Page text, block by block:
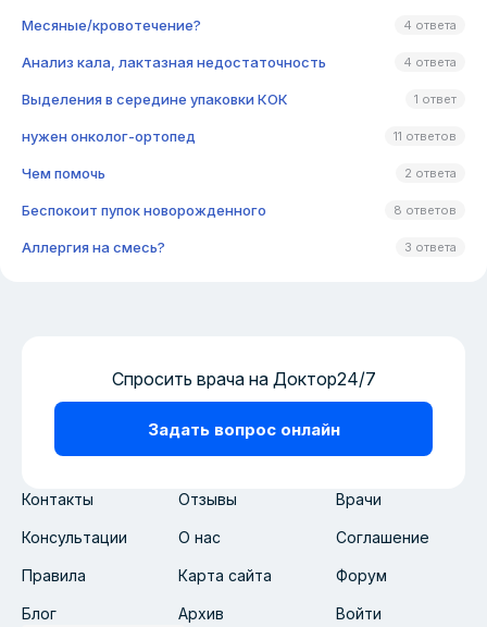
Месяные/кровотечение? 4 ответа
Анализ кала, лактазная недостаточность 4 ответа
Выделения в середине упаковки КОК 1 ответ
нужен онколог-ортопед 11 ответов
Чем помочь 2 ответа
Беспокоит пупок новорожденного 8 ответов
Аллергия на смесь? 3 ответа
Контакты Отзывы Врачи
Консультации О нас Соглашение
Правила Карта сайта Форум
Блог Архив Войти
Спросить врача на Доктор24/7
Задать вопрос онлайн